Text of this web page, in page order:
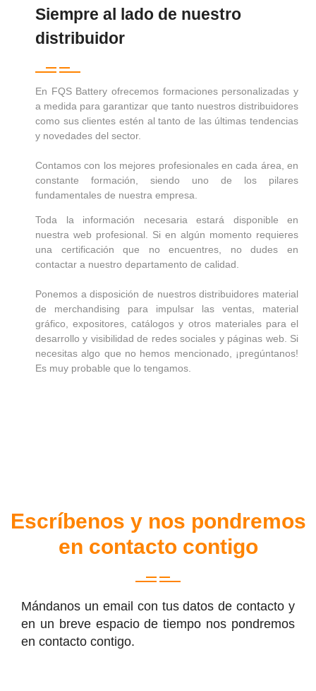
Siempre al lado de nuestro
distribuidor
En FQS Battery ofrecemos formaciones personalizadas y
a medida para garantizar que tanto nuestros distribuidores
como sus clientes estén al tanto de las últimas tendencias
y novedades del sector.
Contamos con los mejores profesionales en cada área, en
constante formación, siendo uno de los pilares
fundamentales de nuestra empresa.
Toda la información necesaria estará disponible en
nuestra web profesional. Si en algún momento requieres
una certificación que no encuentres, no dudes en
contactar a nuestro departamento de calidad.
Ponemos a disposición de nuestros distribuidores material
de merchandising para impulsar las ventas, material
gráfico, expositores, catálogos y otros materiales para el
desarrollo y visibilidad de redes sociales y páginas web. Si
necesitas algo que no hemos mencionado, ¡pregúntanos!
Es muy probable que lo tengamos.
Escríbenos y nos pondremos
en contacto contigo
Mándanos un email con tus datos de contacto y
en un breve espacio de tiempo nos pondremos
en contacto contigo.